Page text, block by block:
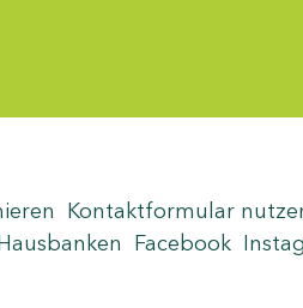
Kontaktformular
Facebook